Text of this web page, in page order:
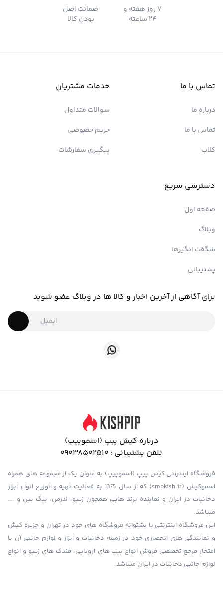
7 روز هفته و
24 ساعته
ضمانت اصل
بودن کالا
تماس با ما
درباره ما
تماس با ما
کلاب
خدمات مشتریان
سوالات متداول
حریم خصوصی
پیگیری سفارشات
دسترسی سریع
صفحه اول
وبلاگ
شگفت انگیزها
پشتیبانی
برای آگاهی از آخرین اخبار و کالا ها در وبلاگ عضو شوید
درباره کیش پیپ (اسموپیپ)
تلفن پشتیبانی : 09038502510
فروشگاه اینترنتی کیش پیپ (اسموپیپ) به عنوان یک از مجموعه های همراه
اسموکیش (smokish.ir) که از سال 1375 به فعالیت تهیه و توزیع انواع ابزار
دخانیات در ایران و نماینده برند هایی همچون زیپو، لدرمن، بیگ بین و …
میباشد.
این فروشگاه اینترنتی با پشتوانه فروشگاه های خود در تهران و جزیره کیش
و نمایندگی های انحصاری خود در زمینه دخانیات و ابزار و لوازم جانبی آن با
افتخار مرجع تخصصی فروش انواع پیپ های اروپایی، فندک های زیپو و انواع
لوازم جانبی دخانیات در ایران میباشد.